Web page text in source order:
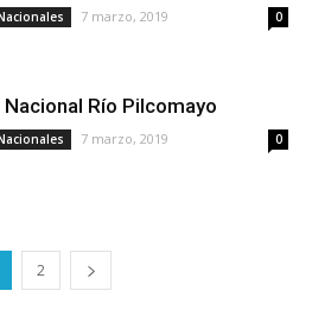
7 marzo, 2019 0
Nacional Río Pilcomayo
7 marzo, 2019 0
2